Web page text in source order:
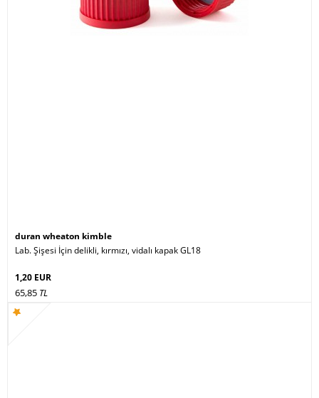
duran wheaton kimble
Lab. Şişesi İçin delikli, kırmızı, vidalı kapak GL18
1,20 EUR
65,85 TL